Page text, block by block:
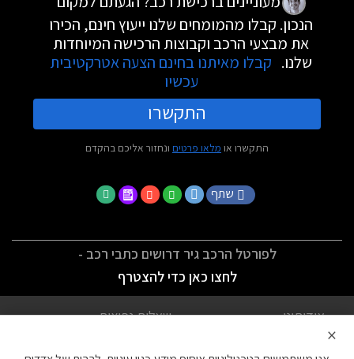
הנכון. קבלו מהמומחים שלנו ייעוץ חינם, הכירו
את מבצעי הרכב וקבוצות הרכישה המיוחדות
שלנו. קבלו מאיתנו בחינם הצעה אטרקטיבית
עכשיו
התקשרו
התקשרו או מלאו פרטים ונחזור אליכם בהקדם
שתף
לפורטל הרכב גיר דרושים כתבי רכב -
לחצו כאן כדי להצטרף
אודותינו
שאלות נפוצות
×